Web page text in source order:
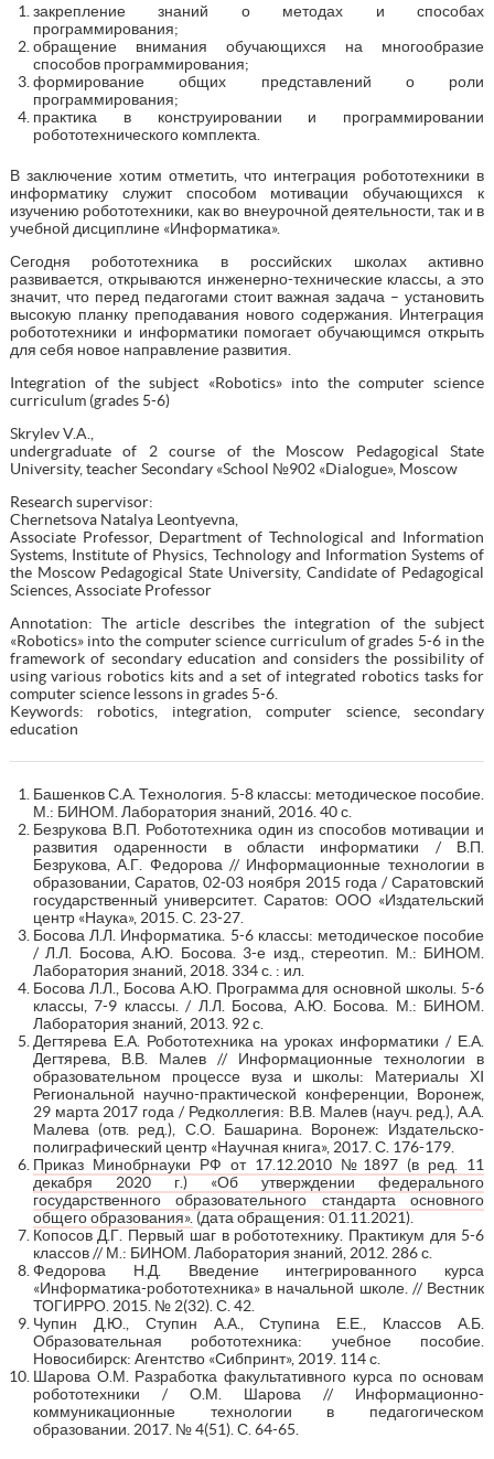
закрепление знаний о методах и способах
программирования;
обращение внимания обучающихся на многообразие
способов программирования;
формирование общих представлений о роли
программирования;
практика в конструировании и программировании
робототехнического комплекта.
В заключение хотим отметить, что интеграция робототехники в
информатику служит способом мотивации обучающихся к
изучению робототехники, как во внеурочной деятельности, так и в
учебной дисциплине «Информатика».
Сегодня робототехника в российских школах активно
развивается, открываются инженерно-технические классы, а это
значит, что перед педагогами стоит важная задача – установить
высокую планку преподавания нового содержания. Интеграция
робототехники и информатики помогает обучающимся открыть
для себя новое направление развития.
Integration of the subject «Robotics» into the computer science
curriculum (grades 5-6)
Skrylev V.A.,
undergraduate of 2 course of the Moscow Pedagogical State
University, teacher Secondary «School №902 «Dialogue», Moscow
Research supervisor:
Chernetsova Natalya Leontyevna,
Associate Professor, Department of Technological and Information
Systems, Institute of Physics, Technology and Information Systems of
the Moscow Pedagogical State University, Candidate of Pedagogical
Sciences, Associate Professor
Annotation: The article describes the integration of the subject
«Robotics» into the computer science curriculum of grades 5-6 in the
framework of secondary education and considers the possibility of
using various robotics kits and a set of integrated robotics tasks for
computer science lessons in grades 5-6.
Keywords: robotics, integration, computer science, secondary
education
Башенков С.А. Технология. 5-8 классы: методическое пособие.
М.: БИНОМ. Лаборатория знаний, 2016. 40 с.
Безрукова В.П. Робототехника один из способов мотивации и
развития одаренности в области информатики / В.П.
Безрукова, А.Г. Федорова // Информационные технологии в
образовании, Саратов, 02-03 ноября 2015 года / Саратовский
государственный университет. Саратов: ООО «Издательский
центр «Наука», 2015. С. 23-27.
Босова Л.Л. Информатика. 5-6 классы: методическое пособие
/ Л.Л. Босова, А.Ю. Босова. 3-е изд., стереотип. М.: БИНОМ.
Лаборатория знаний, 2018. 334 с. : ил.
Босова Л.Л., Босова А.Ю. Программа для основной школы. 5-6
классы, 7-9 классы. / Л.Л. Босова, А.Ю. Босова. М.: БИНОМ.
Лаборатория знаний, 2013. 92 с.
Дегтярева Е.А. Робототехника на уроках информатики / Е.А.
Дегтярева, В.В. Малев // Информационные технологии в
образовательном процессе вуза и школы: Материалы ХI
Региональной научно-практической конференции, Воронеж,
29 марта 2017 года / Редколлегия: В.В. Малев (науч. ред.), А.А.
Малева (отв. ред.), С.О. Башарина. Воронеж: Издательско-
полиграфический центр «Научная книга», 2017. С. 176-179.
Приказ Минобрнауки РФ от 17.12.2010 №1897 (в ред. 11
декабря 2020 г.) «Об утверждении федерального
государственного образовательного стандарта основного
общего образования». (дата обращения: 01.11.2021).
Копосов Д.Г. Первый шаг в робототехнику. Практикум для 5-6
класcов // М.: БИНOМ. Лабoратoрия знaний, 2012. 286 с.
Федорова Н.Д. Введение интегрированного курса
«Информатика-робототехника» в начальной школе. // Вестник
ТОГИРРО. 2015. № 2(32). С. 42.
Чупин Д.Ю., Ступин А.А., Ступина Е.Е., Классов А.Б.
Образовательная робототехника: учебное пособие.
Новосибирск: Агентство «Сибпринт», 2019. 114 с.
Шарова О.М. Разработка факультативного курса по основам
робототехники / О.М. Шарова // Информационно-
коммуникационные технологии в педагогическом
образовании. 2017. № 4(51). С. 64-65.